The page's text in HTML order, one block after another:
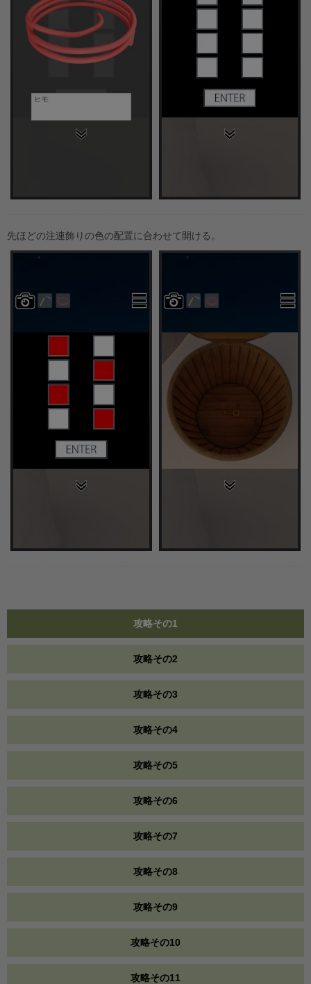
先ほどの注連飾りの色の配置に合わせて開ける。
攻略その1
攻略その2
攻略その3
攻略その4
攻略その5
攻略その6
攻略その7
攻略その8
攻略その9
攻略その10
攻略その11